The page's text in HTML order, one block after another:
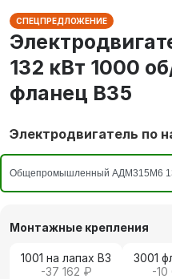
СПЕЦПРЕДЛОЖЕНИЕ
132 кВт 1000
фланец В35
Электродвигатель по
Монтажные крепления
1001 на лапах В3
-37 162 ₽
3001
-10